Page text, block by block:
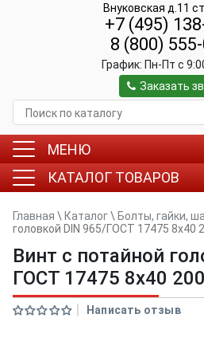
Внуковская д.11
+7 (495)
8 (800)
График: Пн-Пт c
Заказать
МЕНЮ
КАТАЛОГ ТОВАРОВ
Главная \ Каталог\ Болты, гайки,
головкой DIN 965/ГОСТ 17475 8х40
Винт с потайной
ГОСТ 17475 8х40
Написать отзыв